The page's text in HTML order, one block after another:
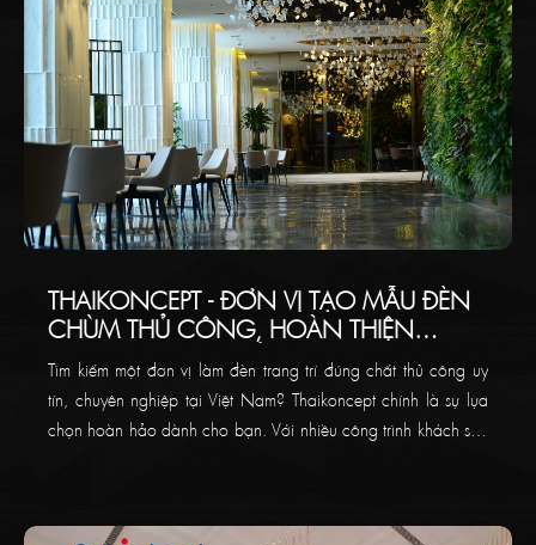
THAIKONCEPT - ĐƠN VỊ TẠO MẪU ĐÈN
CHÙM THỦ CÔNG, HOÀN THIỆN
TRANG TRÍ NỘI THẤT CHO KHÔNG
GIAN CỦA BẠN
Tìm kiếm một đơn vị làm đèn trang trí đúng chất thủ công uy
tín, chuyên nghiệp tại Việt Nam? Thaikoncept chính là sự lựa
chọn hoàn hảo dành cho bạn. Với nhiều công trình khách sạn